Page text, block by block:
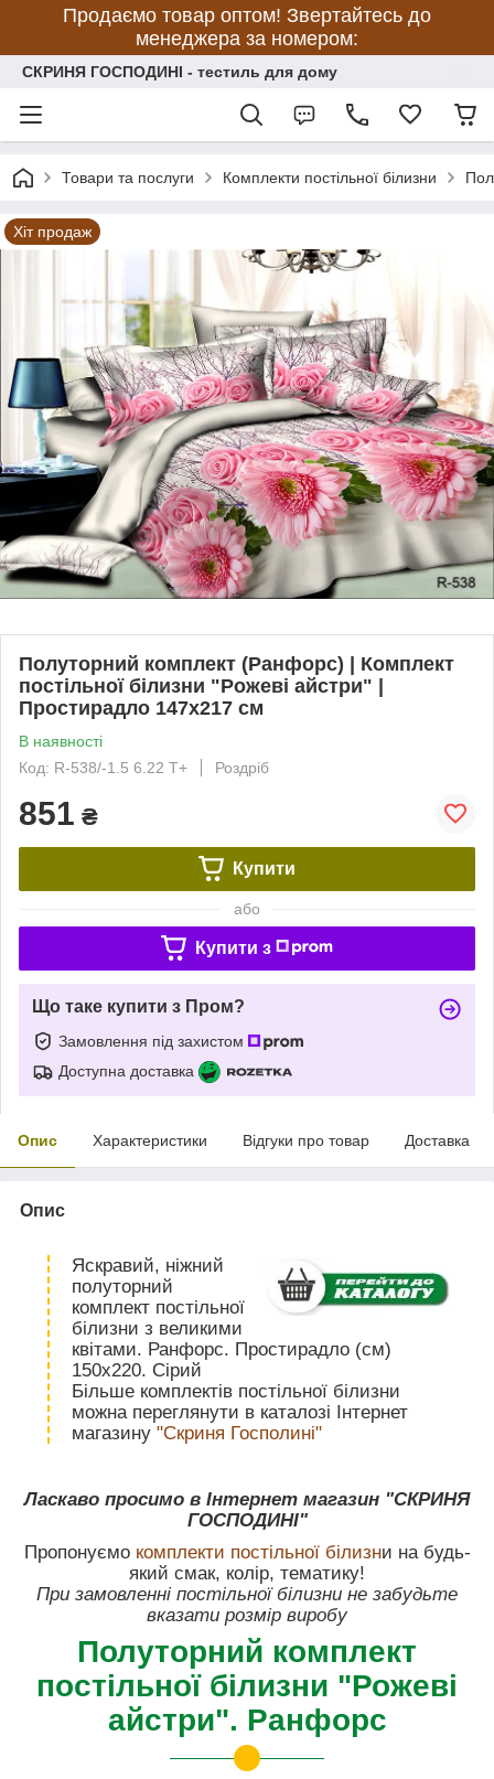
Продаємо товар оптом! Звертайтесь до
менеджера за номером:
СКРИНЯ ГОСПОДИНІ - тестиль для дому
Товари та послуги Комплекти постільної білизни
Хіт продаж
Полуторний комплект (Ранфорс) | Комплект
постільної білизни "Рожеві айстри" |
Простирадло 147х217 см
В наявності
Код: R-538/-1.5 6.22 Т+
Роздріб
851 ₴
Купити
або
Купити з
Що таке купити з Пром?
Замовлення під захистом
Доступна доставка
Опис Характеристики Відгуки про товар Доставка
Опис
Яскравий, ніжний
полуторний
комплект постільної
білизни з великими
квітами. Ранфорс. Простирадло (см)
150х220. Сірий
Більше комплектів постільної білизни
можна переглянути в каталозі Інтернет
магазину "Скриня Госполині"
Ласкаво просимо в Інтернет магазин "СКРИНЯ
ГОСПОДИНІ"
Пропонуємо комплекти постільної білизни на будь-
який смак, колір, тематику!
При замовленні постільної білизни не забудьте
вказати розмір виробу
Полуторний комплект
постільної білизни "Рожеві
айстри". Ранфорс